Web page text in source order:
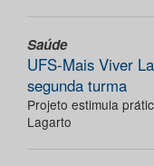
Saúde
UFS-Mais Viver
segunda turma
Projeto estimula
Lagarto